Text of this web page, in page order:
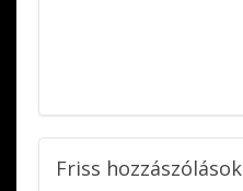
Friss hozzászólások